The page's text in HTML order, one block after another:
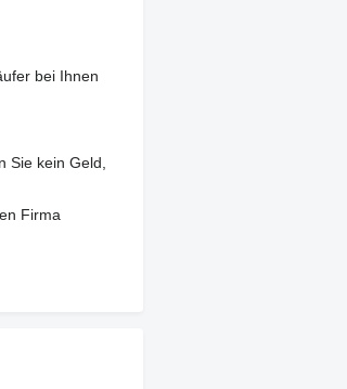
bei Ihnen
Sie kein Geld,
Firma